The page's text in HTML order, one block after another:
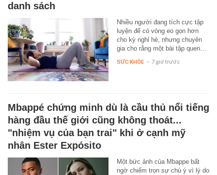
danh sách
Nhiều người đang tích cực tập
luyện để có vòng eo gọn hơn
cho kỳ nghỉ hè, nhưng chuyên
gia cho rằng một bài tập quen…
SỨC KHỎE - 7 giờ trước
Mbappé chứng minh dù là cầu thủ nổi tiếng
hàng đầu thế giới cũng không thoát...
"nhiệm vụ của bạn trai" khi ở cạnh mỹ
nhân Ester Expósito
Một bức ảnh của Mbappe bất
ngờ chiếm trọn sự chú ý vì lý do